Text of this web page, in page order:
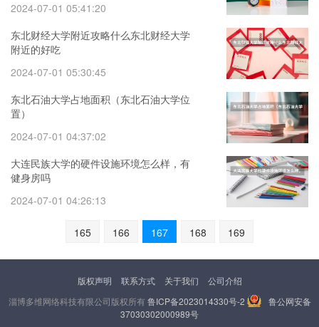
2024-07-01 05:41:20
东北财经大学附近攻略什么东北财经大学
附近的好吃
2024-07-01 05:30:45
东北石油大学占地面积（东北石油大学位
置）
2024-07-01 04:37:02
大连民族大学的硬件设施环境怎么样，有
健身房吗
2024-07-01 04:26:13
165 166 167 168 169
版权声明 联系方式 关于我们
公司介绍
淄博多维网络科技有限公司版权所有鲁ICP备2023014330号-2
鲁公网安备
37030302000989号